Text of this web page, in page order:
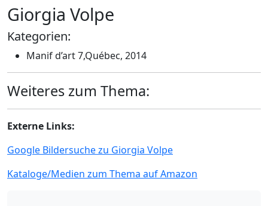
Giorgia Volpe
Kategorien:
Manif d’art 7,Québec, 2014
Weiteres zum Thema:
Externe Links:
Google Bildersuche zu Giorgia Volpe
Kataloge/Medien zum Thema auf Amazon